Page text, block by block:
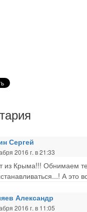
Сергей
2016 г. в 21:33
из Крыма!!! Обнимаем
А это
Александр
2016 г. в 11:05